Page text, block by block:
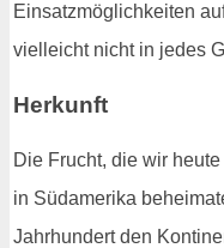
Einsatzmöglichkeiten
vielleicht nicht in jedes
Herkunft
Die Frucht, die wir
in Südamerika
Jahrhundert den